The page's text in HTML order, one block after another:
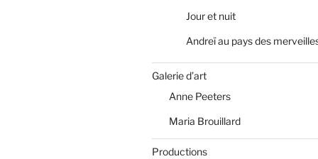
Jour et nuit
Andreï au pays des
Galerie d’art
Anne Peeters
Maria Brouillard
Productions